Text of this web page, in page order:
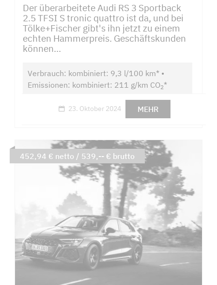
Der überarbeitete Audi RS 3 Sportback
2.5 TFSI S tronic quattro ist da, und bei
Tölke+Fischer gibt's ihn jetzt zu einem
echten Hammerpreis. Geschäftskunden
können...
Verbrauch: kombiniert: 9,3 l/100 km* •
Emissionen: kombiniert: 211 g/km CO2*
23. Oktober 2024 MEHR
452,94 € netto / 539,-- € brutto